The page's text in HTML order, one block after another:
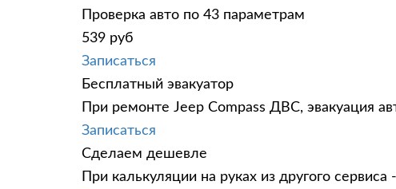
Проверка авто по 43 параметрам
539 руб
Записаться
Бесплатный эвакуатор
При ремонте Jeep Compass ДВС, эвакуация
Записаться
Сделаем дешевле
При калькуляции на руках из другого